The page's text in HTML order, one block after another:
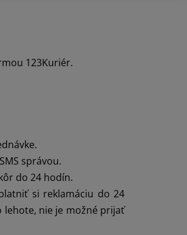
123Kuriér.
správou.
do 24 hodín.
si reklamáciu do 24
lehote, nie je možné prijať